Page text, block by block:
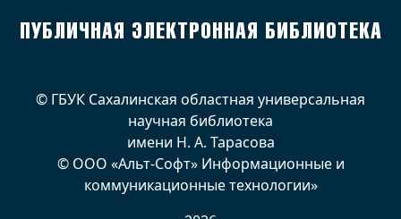
ПУБЛИЧНАЯ ЭЛЕКТРОННАЯ БИБЛИОТЕКА
© ГБУК Сахалинская областная универсальная
научная библиотека
имени Н. А. Тарасова
© ООО «Альт-Софт» Информационные и
коммуникационные технологии»